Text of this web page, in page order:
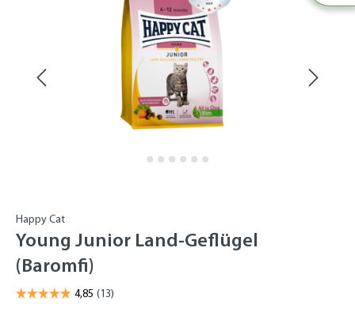
Happy Cat
Young Junior Land-Geflügel
(Baromfi)